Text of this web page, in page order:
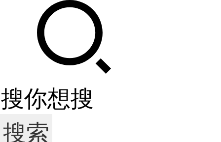
搜索